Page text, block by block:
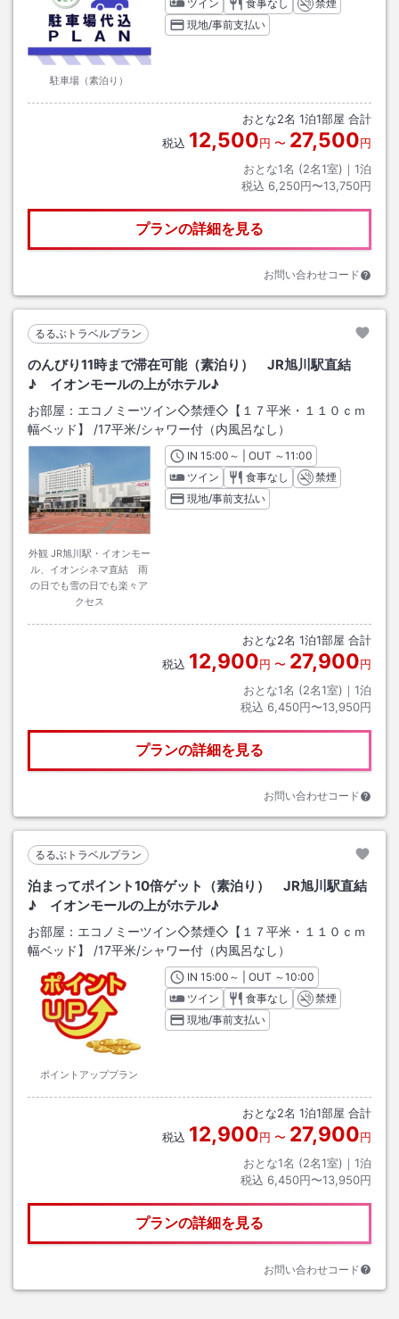
駐車場（素泊り）
ツイン 食事なし
禁煙
現地/事前支払い
おとな2名 1泊1部屋 合計
税込 12,500円 〜 27,500円
おとな1名 (2名1室)｜ 1泊
税込 6,250円〜13,750円
プランの詳細を見る
お問い合わせコード
るるぶトラベルプラン
のんびり11時まで滞在可能（素泊り） JR旭川駅直結
♪ イオンモールの上がホテル♪
お部屋： エコノミーツイン◇禁煙◇【１７平米・１１０ｃｍ
幅ベッド】
/17平米/シャワー付（内風呂なし）
外観 JR旭川駅・イオンモー
ル、イオンシネマ直結 雨
の日でも雪の日でも楽々ア
クセス
INチェックイン
15:00 ～ | OUT チェックアウト
～11:00
ツイン
食事なし
禁煙
現地/事前支払い
おとな2名 1泊1部屋 合計
税込 12,900円 〜 27,900円
おとな1名 (2名1室)｜ 1泊
税込 6,450円〜13,950円
プランの詳細を見る
お問い合わせコード
るるぶトラベルプラン
泊まってポイント10倍ゲット（素泊り） JR旭川駅直結
♪ イオンモールの上がホテル♪
お部屋： エコノミーツイン◇禁煙◇【１７平米・１１０ｃｍ
幅ベッド】
/17平米/シャワー付（内風呂なし）
ポイントアッププラン
INチェックイン
15:00 ～ | OUT チェックアウト
～10:00
ツイン
食事なし
禁煙
現地/事前支払い
おとな2名 1泊1部屋 合計
税込 12,900円 〜 27,900円
おとな1名 (2名1室)｜ 1泊
税込 6,450円〜13,950円
プランの詳細を見る
お問い合わせコード